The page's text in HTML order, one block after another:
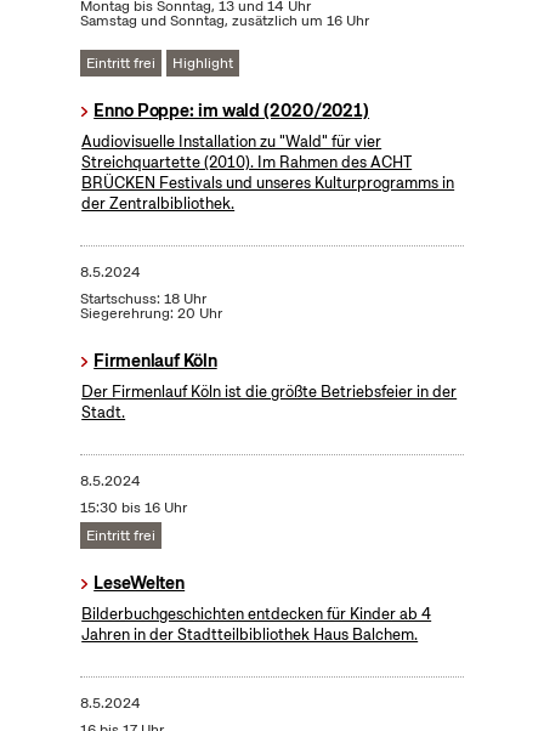
Montag bis Sonntag, 13 und 14 Uhr
Samstag und Sonntag, zusätzlich um 16 Uhr
Eintritt frei Highlight
Enno Poppe: im wald (2020/2021)
Audiovisuelle Installation zu "Wald" für vier
Streichquartette (2010). Im Rahmen des ACHT
BRÜCKEN Festivals und unseres Kulturprogramms in
der Zentralbibliothek.
8.5.2024
Startschuss: 18 Uhr
Siegerehrung: 20 Uhr
Firmenlauf Köln
Der Firmenlauf Köln ist die größte Betriebsfeier in der
Stadt.
8.5.2024
15:30 bis 16 Uhr
Eintritt frei
LeseWelten
Bilderbuchgeschichten entdecken für Kinder ab 4
Jahren in der Stadtteilbibliothek Haus Balchem.
8.5.2024